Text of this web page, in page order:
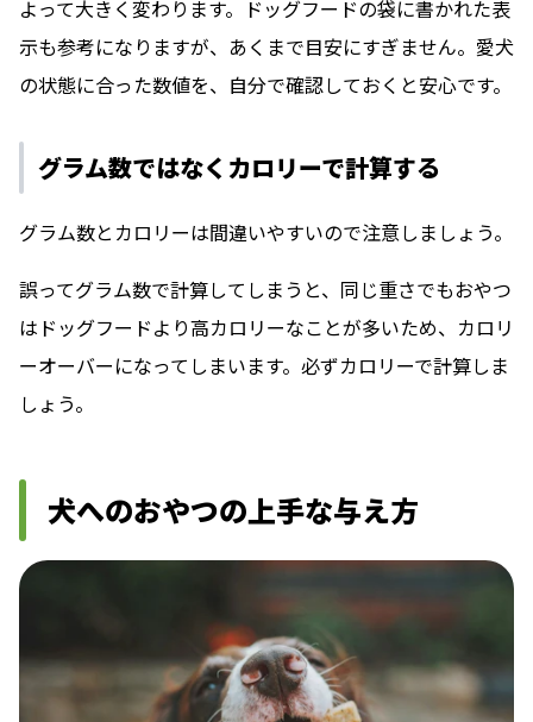
よって大きく変わります。ドッグフードの袋に書かれた表
示も参考になりますが、あくまで目安にすぎません。愛犬
の状態に合った数値を、自分で確認しておくと安心です。
グラム数ではなくカロリーで計算する
グラム数とカロリーは間違いやすいので注意しましょう。
誤ってグラム数で計算してしまうと、同じ重さでもおやつ
はドッグフードより高カロリーなことが多いため、カロリ
ーオーバーになってしまいます。必ずカロリーで計算しま
しょう。
犬へのおやつの上手な与え方